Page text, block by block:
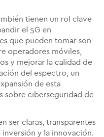
tienen un rol clave
el 5G en
que pueden tomar son
operadores móviles,
y mejorar la calidad de
del espectro, un
de esta
sobre ciberseguridad de
ser claras, transparentes
y la innovación.